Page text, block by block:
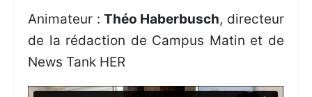
Animateur : Théo Haberbusch, directeur
de la rédaction de Campus Matin et de
News Tank HER